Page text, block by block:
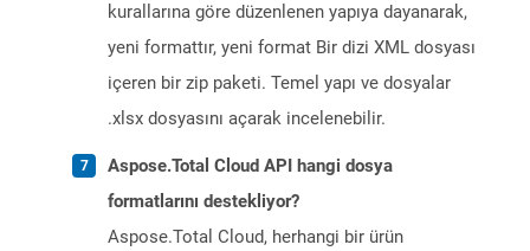
kurallarına göre düzenlenen yapıya dayanarak,
yeni formattır, yeni format Bir dizi XML dosyası
içeren bir zip paketi. Temel yapı ve dosyalar
.xlsx dosyasını açarak incelenebilir.
Aspose.Total Cloud API hangi dosya
formatlarını destekliyor?
Aspose.Total Cloud, herhangi bir ürün